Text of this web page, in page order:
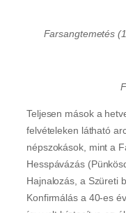
Farsangtemetés
Teljesen mások a
felvételeken látható
népszokások, mint a
Hesspávázás
Hajnalozás, a Szüreti
Konfirmálás a 40-es